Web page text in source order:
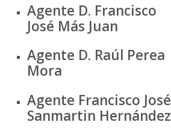
Agente D. Francisco
José Más Juan
Agente D. Raúl Perea
Mora
Agente Francisco José
Sanmartin Hernández